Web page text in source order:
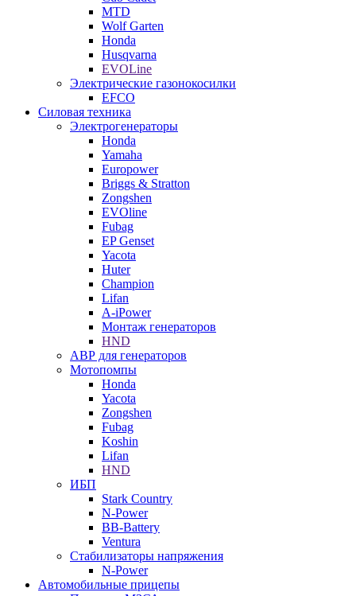
MTD
Wolf Garten
Honda
Husqvarna
EVOLine
Электрические газонокосилки
EFCO
Силовая техника
Электрогенераторы
Honda
Yamaha
Europower
Briggs & Stratton
Zongshen
EVOline
Fubag
EP Genset
Yacota
Huter
Champion
Lifan
A-iPower
Монтаж генераторов
HND
АВР для генераторов
Мотопомпы
Honda
Yacota
Zongshen
Fubag
Koshin
Lifan
HND
ИБП
Stark Country
N-Power
BB-Battery
Ventura
Стабилизаторы напряжения
N-Power
Автомобильные прицепы